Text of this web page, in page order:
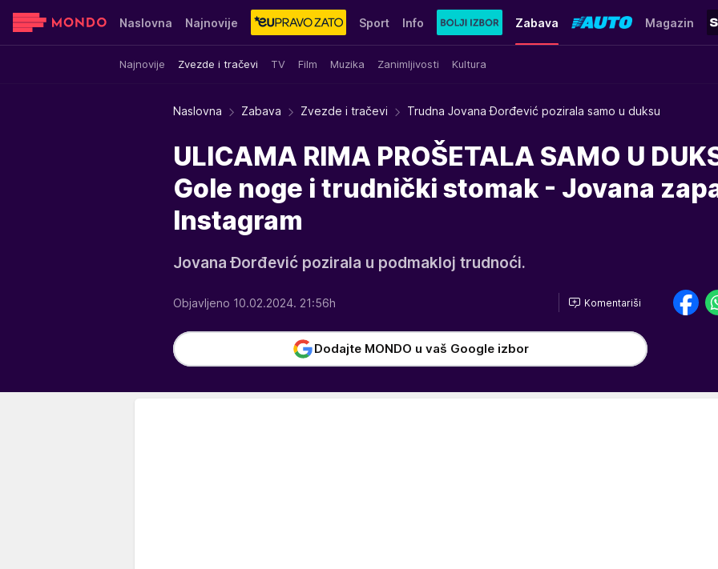
Naslovna Najnovije Sport Info Zabava
Najnovije Zvezde i tračevi TV Film Muzika Zanimljivosti Kultura
Magazin
Sensa Stvar ukusa Yumama
Naslovna Zabava Zvezde i tračevi Trudna Jovana Đorđević pozirala samo u duksu
ULICAMA RIMA PROŠETALA SAMO U
Gole noge i trudnički stomak - Jovana
Instagram
Jovana Đorđević pozirala u podmakloj trudnoći.
Objavljeno 10.02.2024. 21:56h Komentariši
Dodajte MONDO u vaš Google izbor